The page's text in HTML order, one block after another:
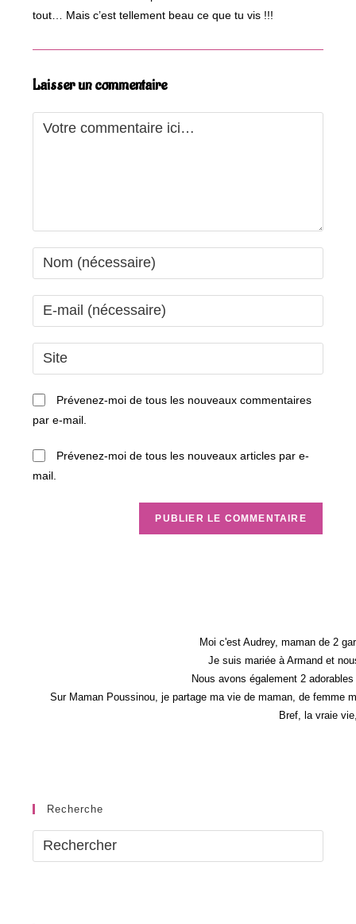
tout… Mais c’est tellement beau ce que tu vis !!!
Laisser un commentaire
Comment
Enter
your
name
comment
Enter
your
email
address
comment
Saisir
l’URL
de
(facultatif)
Prévenez-moi de tous les nouveaux commentaires
par e-mail.
Prévenez-moi de tous les nouveaux articles par e-
mail.
Moi c'est Audrey, maman de 2
Je suis mariée à Armand et
Nous avons également 2
Sur Maman Poussinou, je partage ma vie de maman, de femme
Bref, la vraie
Recherche